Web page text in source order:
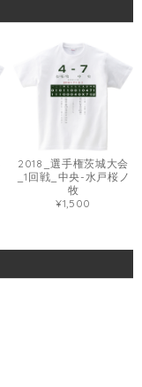
2018_選手権茨城大会
_1回戦_中央-水戸桜ノ
牧
¥1,500